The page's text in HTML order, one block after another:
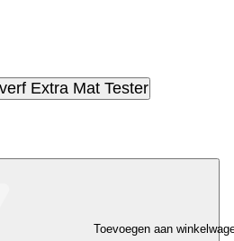
Extra Mat Tester
Toevoegen aan